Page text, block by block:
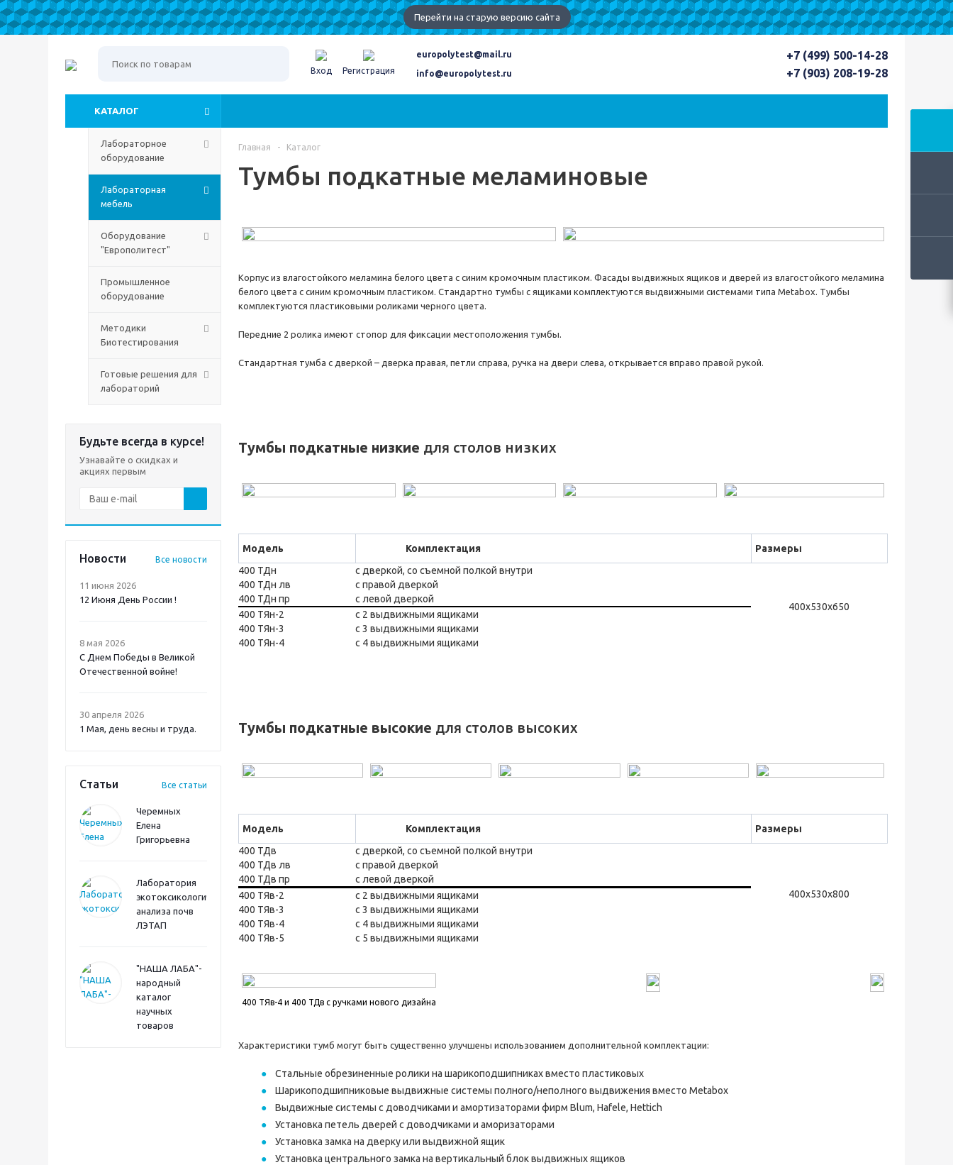
Перейти на старую версию сайта
Вход Регистрация
europolytest@mail.ru
info@europolytest.ru
+7 (499) 500-14-28
+7 (903) 208-19-28
КАТАЛОГ
Лабораторное
оборудование
Лабораторная
мебель
Оборудование
"Европолитест"
Промышленное
оборудование
Методики
Биотестирования
Готовые решения для
лабораторий
Будьте всегда в курсе!
Узнавайте о скидках и
акциях первым
Новости Все новости
11 июня 2026
12 Июня День России !
8 мая 2026
С Днем Победы в Великой
Отечественной войне!
30 апреля 2026
1 Мая, день весны и труда.
Статьи Все статьи
Черемных
Елена
Григорьевна
Лаборатория
экотоксикологического
анализа почв
ЛЭТАП
"НАША ЛАБА"-
народный
каталог
научных
товаров
Главная - Каталог
Тумбы подкатные меламиновые
Корпус из влагостойкого меламина белого цвета с синим кромочным пластиком. Фасады выдвижных ящиков и дверей из влагостойкого меламина
белого цвета с синим кромочным пластиком. Стандартно тумбы с ящиками комплектуются выдвижными системами типа Metabox. Тумбы
комплектуются пластиковыми роликами черного цвета.
Передние 2 ролика имеют стопор для фиксации местоположения тумбы.
Стандартная тумба с дверкой – дверка правая, петли справа, ручка на двери слева, открывается вправо правой рукой.
Тумбы подкатные низкие для столов низких
Модель Комплектация
Размеры
400 ТДн
с дверкой, со съемной полкой внутри
400х530х650
400 ТДн лв
с правой дверкой
400 ТДн пр
с левой дверкой
400 ТЯн-2
с 2 выдвижными ящиками
400 ТЯн-3
с 3 выдвижными ящиками
400 ТЯн-4
с 4 выдвижными ящиками
Тумбы подкатные высокие для столов высоких
Модель Комплектация
Размеры
400 ТДв
с дверкой, со съемной полкой внутри
400х530х800
400 ТДв лв
с правой дверкой
400 ТДв пр
с левой дверкой
400 ТЯв-2
с 2 выдвижными ящиками
400 ТЯв-3
с 3 выдвижными ящиками
400 ТЯв-4
с 4 выдвижными ящиками
400 ТЯв-5
с 5 выдвижными ящиками
400 ТЯв-4 и 400 ТДв с ручками нового дизайна
Характеристики тумб могут быть существенно улучшены использованием дополнительной комплектации:
Стальные обрезиненные ролики на шарикоподшипниках вместо пластиковых
Шарикоподшипниковые выдвижные системы полного/неполного выдвижения вместо Metabox
Выдвижные системы с доводчиками и амортизаторами фирм Blum, Hafele, Hettich
Установка петель дверей с доводчиками и аморизаторами
Установка замка на дверку или выдвижной ящик
Установка центрального замка на вертикальный блок выдвижных ящиков